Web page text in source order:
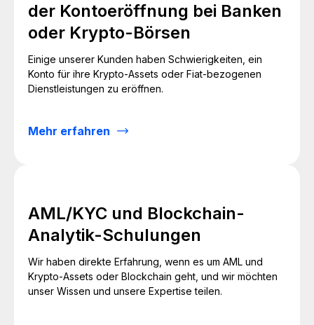
der Kontoeröffnung bei Banken
oder Krypto-Börsen
Einige unserer Kunden haben Schwierigkeiten, ein
Konto für ihre Krypto-Assets oder Fiat-bezogenen
Dienstleistungen zu eröffnen.
Mehr erfahren
AML/KYC und Blockchain-
Analytik-Schulungen
Wir haben direkte Erfahrung, wenn es um AML und
Krypto-Assets oder Blockchain geht, und wir möchten
unser Wissen und unsere Expertise teilen.